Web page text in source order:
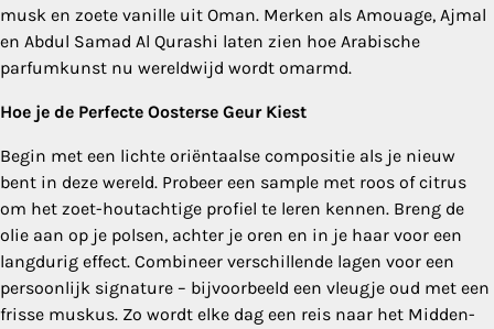
musk en zoete vanille uit Oman. Merken als Amouage, Ajmal
en Abdul Samad Al Qurashi laten zien hoe Arabische
parfumkunst nu wereldwijd wordt omarmd.
Hoe je de Perfecte Oosterse Geur Kiest
Begin met een lichte oriëntaalse compositie als je nieuw
bent in deze wereld. Probeer een sample met roos of citrus
om het zoet-houtachtige profiel te leren kennen. Breng de
olie aan op je polsen, achter je oren en in je haar voor een
langdurig effect. Combineer verschillende lagen voor een
persoonlijk signature – bijvoorbeeld een vleugje oud met een
frisse muskus. Zo wordt elke dag een reis naar het Midden-